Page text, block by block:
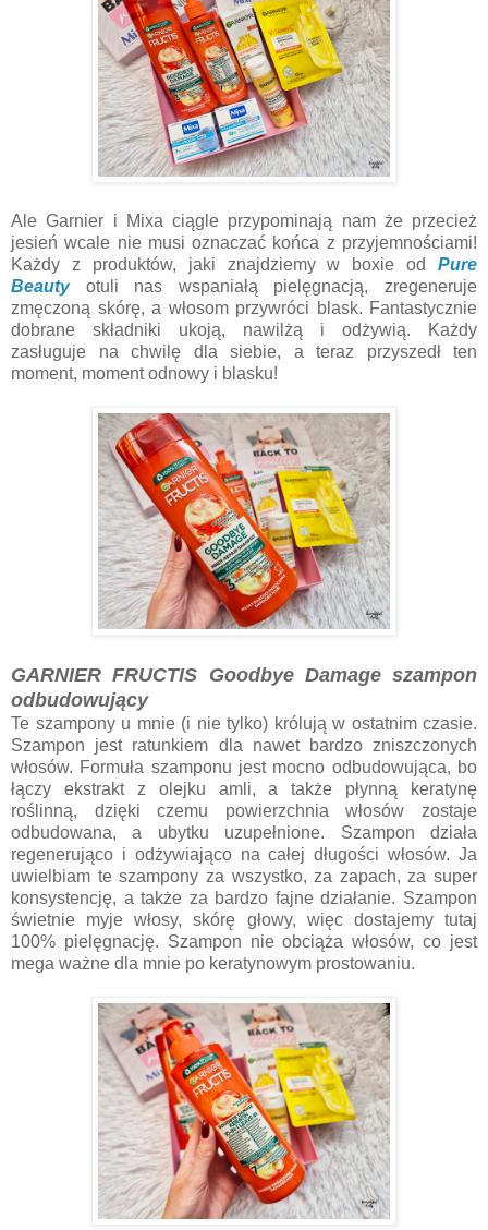
Ale Garnier i Mixa ciągle przypominają nam że przecież
jesień wcale nie musi oznaczać końca z przyjemnościami!
Każdy z produktów, jaki znajdziemy w boxie od Pure
Beautyotuli nas wspaniałą pielęgnacją, zregeneruje
zmęczoną skórę, a włosom przywróci blask. Fantastycznie
dobrane składniki ukoją, nawilżą i odżywią. Każdy
zasługuje na chwilę dla siebie, a teraz przyszedł ten
moment, moment odnowy i blasku!
GARNIER FRUCTIS Goodbye Damage szampon
odbudowujący
Te szampony u mnie (i nie tylko) królują w ostatnim czasie.
Szampon jest ratunkiem dla nawet bardzo zniszczonych
włosów. Formuła szamponu jest mocno odbudowująca, bo
łączy ekstrakt z olejku amli, a także płynną keratynę
roślinną, dzięki czemu powierzchnia włosów zostaje
odbudowana, a ubytku uzupełnione. Szampon działa
regenerująco i odżywiająco na całej długości włosów. Ja
uwielbiam te szampony za wszystko, za zapach, za super
konsystencję, a także za bardzo fajne działanie. Szampon
świetnie myje włosy, skórę głowy, więc dostajemy tutaj
100% pielęgnację. Szampon nie obciąża włosów, co jest
mega ważne dla mnie po keratynowym prostowaniu.